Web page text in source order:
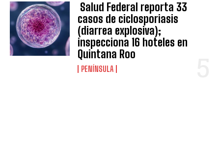
Salud Federal reporta 33
casos de ciclosporiasis
(diarrea explosiva);
inspecciona 16 hoteles en
Quintana Roo
PENÍNSULA